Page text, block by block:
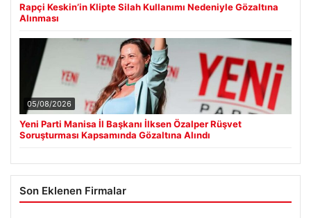
Rapçi Keskin’in Klipte Silah Kullanımı Nedeniyle Gözaltına
Alınması
05/08/2026
Yeni Parti Manisa İl Başkanı İlksen Özalper Rüşvet
Soruşturması Kapsamında Gözaltına Alındı
Son Eklenen Firmalar